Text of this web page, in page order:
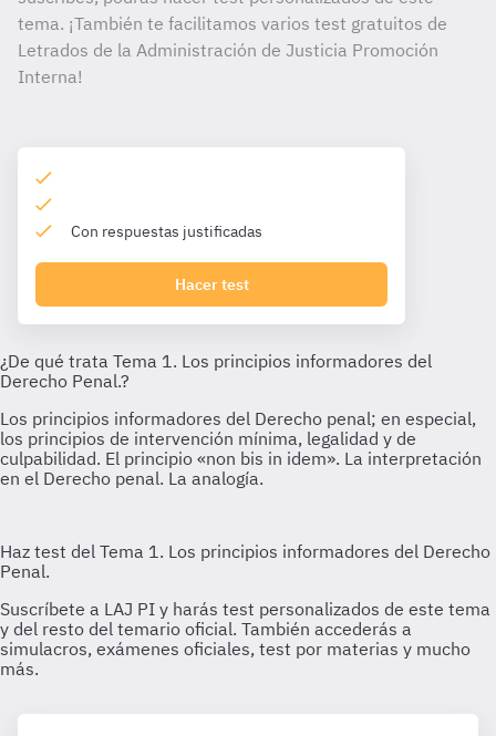
tema. ¡También te facilitamos varios test gratuitos de
Letrados de la Administración de Justicia Promoción
Interna!
Con respuestas justificadas
Hacer test